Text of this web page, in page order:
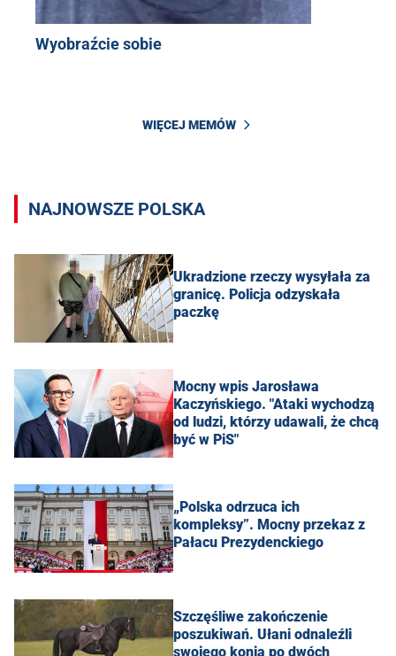
Wyobraźcie sobie
WIĘCEJ MEMÓW
NAJNOWSZE POLSKA
Ukradzione rzeczy wysyłała za
granicę. Policja odzyskała
paczkę
Mocny wpis Jarosława
Kaczyńskiego. "Ataki wychodzą
od ludzi, którzy udawali, że chcą
być w PiS"
„Polska odrzuca ich
kompleksy”. Mocny przekaz z
Pałacu Prezydenckiego
Szczęśliwe zakończenie
poszukiwań. Ułani odnaleźli
swojego konia po dwóch